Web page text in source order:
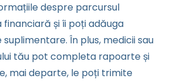
despre parcursul
financiară și îi poți adăuga
suplimentare. În plus, medicii sau
tău pot completa rapoarte și
mai departe, le poți trimite